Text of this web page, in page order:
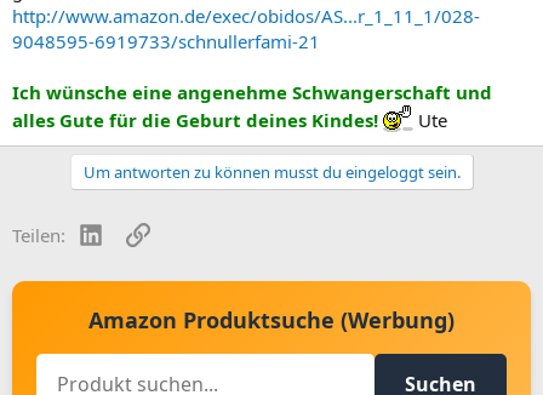
http://www.amazon.de/exec/obidos/AS...r_1_11_1/028-
9048595-6919733/schnullerfami-21
Ich wünsche eine angenehme Schwangerschaft und
alles Gute für die Geburt deines Kindes!
Ute
Um antworten zu können musst du eingeloggt sein.
Teilen: LinkedInLink
Amazon Produktsuche (Werbung)
Suchen